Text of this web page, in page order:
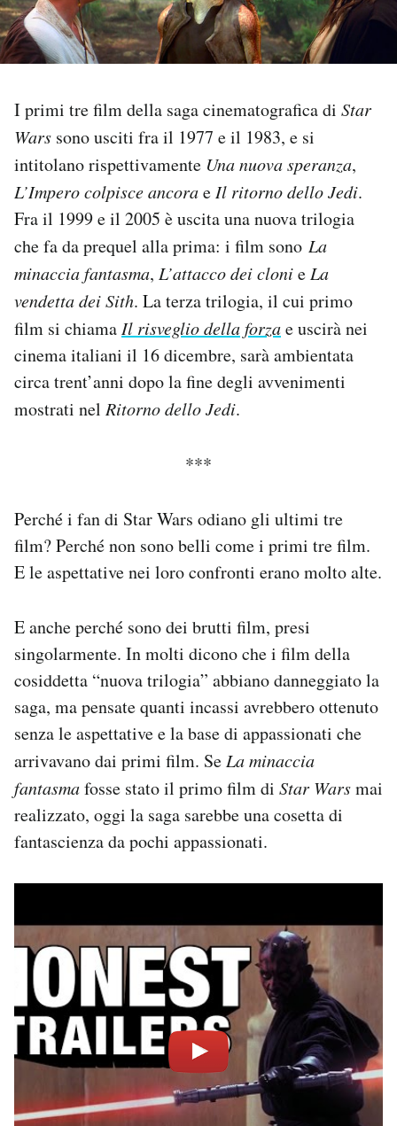
I MIEI PREFERITI
SHOP
CALENDARIO
AREA PERSONALE
Area Personale
Newsletter
Notifiche mobile
Regala il Post
Hai bisogno di aiuto?
I primi tre film della saga cinematografica di Star
Wars sono usciti fra il 1977 e il 1983, e si
intitolano rispettivamente Una nuova speranza,
L’Impero colpisce ancorae Il ritorno dello Jedi.
Fra il 1999 e il 2005 è uscita una nuova trilogia
che fa da prequel alla prima: i film sono La
minaccia fantasma, L’attacco dei clonie La
vendetta dei Sith. La terza trilogia, il cui primo
film si chiama Il risveglio della forzae uscirà nei
cinema italiani il 16 dicembre, sarà ambientata
circa trent’anni dopo la fine degli avvenimenti
mostrati nel Ritorno dello Jedi.
***
Perché i fan di Star Wars odiano gli ultimi tre
film? Perché non sono belli come i primi tre film.
E le aspettative nei loro confronti erano molto alte.
E anche perché sono dei brutti film, presi
singolarmente. In molti dicono che i film della
cosiddetta “nuova trilogia” abbiano danneggiato la
saga, ma pensate quanti incassi avrebbero ottenuto
senza le aspettative e la base di appassionati che
arrivavano dai primi film. Se La minaccia
fantasmafosse stato il primo film di Star Warsmai
realizzato, oggi la saga sarebbe una cosetta di
fantascienza da pochi appassionati.